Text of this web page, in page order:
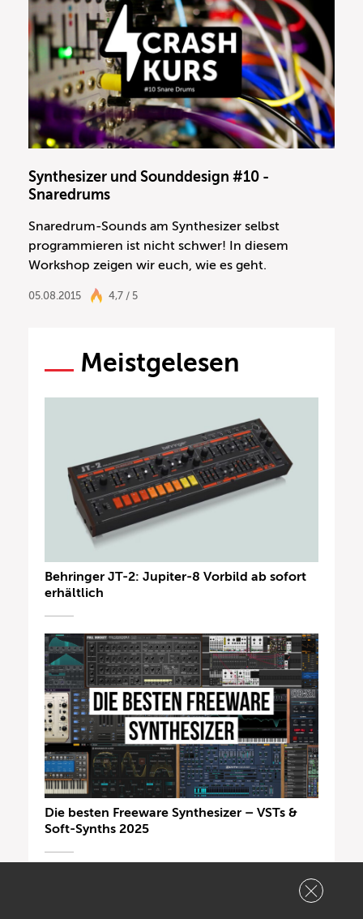
Synthesizer und Sounddesign #10 -
Snaredrums
Snaredrum-Sounds am Synthesizer selbst
programmieren ist nicht schwer! In diesem
Workshop zeigen wir euch, wie es geht.
05.08.2015 4,7 / 5
Meistgelesen
Behringer JT-2: Jupiter-8 Vorbild ab sofort
erhältlich
Die besten Freeware Synthesizer – VSTs &
Soft-Synths 2025